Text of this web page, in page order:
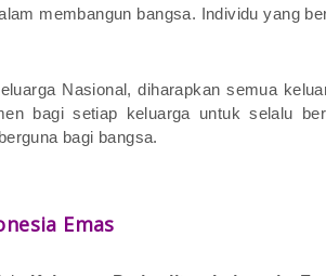
membangun bangsa. Individu yang
Nasional, diharapkan semua
bagi setiap keluarga untuk selalu
bagi bangsa.
Emas